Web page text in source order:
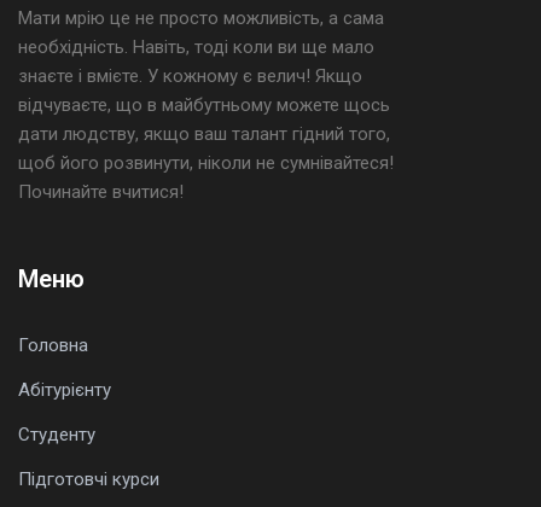
Мати мрію це не просто можливість, а сама
необхідність. Навіть, тоді коли ви ще мало
знаєте і вмієте. У кожному є велич! Якщо
відчуваєте, що в майбутньому можете щось
дати людству, якщо ваш талант гідний того,
щоб його розвинути, ніколи не сумнівайтеся!
Починайте вчитися!
Меню
Головна
Абітурієнту
Студенту
Підготовчі курси